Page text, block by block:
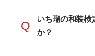
Q
いち瑠の和装検
か？